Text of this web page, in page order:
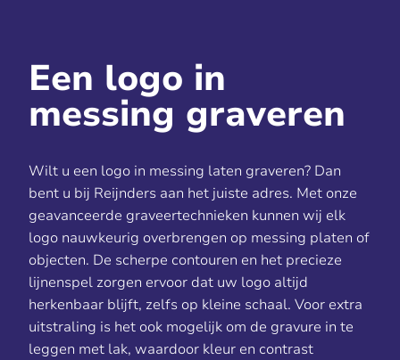
Een logo in
messing graveren
Wilt u een logo in messing laten graveren? Dan
bent u bij Reijnders aan het juiste adres. Met onze
geavanceerde graveertechnieken kunnen wij elk
logo nauwkeurig overbrengen op messing platen of
objecten. De scherpe contouren en het precieze
lijnenspel zorgen ervoor dat uw logo altijd
herkenbaar blijft, zelfs op kleine schaal. Voor extra
uitstraling is het ook mogelijk om de gravure in te
leggen met lak, waardoor kleur en contrast